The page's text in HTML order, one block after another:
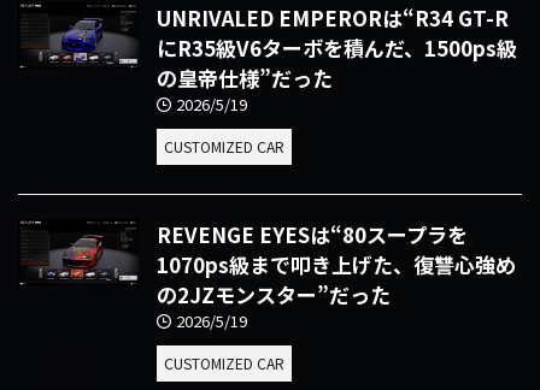
UNRIVALED EMPERORは“R34 GT-R
にR35級V6ターボを積んだ、1500ps級
の皇帝仕様”だった
2026/5/19
CUSTOMIZED CAR
REVENGE EYESは“80スープラを
1070ps級まで叩き上げた、復讐心強め
の2JZモンスター”だった
2026/5/19
CUSTOMIZED CAR